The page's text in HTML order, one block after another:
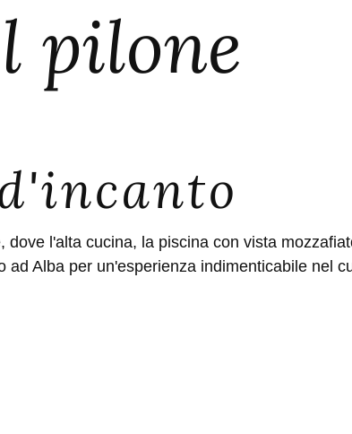
pilone
l'alta cucina, la piscina con vista
Alba per un'esperienza indimenticabile nel